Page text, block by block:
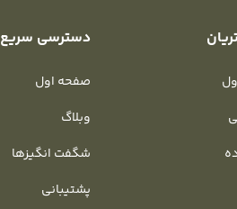
دسترسی سریع
صفحه اول
وبلاگ
شگفت انگیزها
پشتیبانی